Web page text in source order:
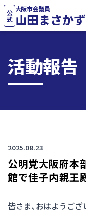
公式
大阪市会議員
山田まさかず
活動報告
2025.08.23
公明党大阪府本
館で佳子内親王
皆さま、おはようござ